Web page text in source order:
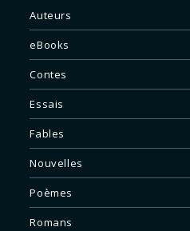
Auteurs
eBooks
Contes
Essais
Fables
Nouvelles
Poèmes
Romans